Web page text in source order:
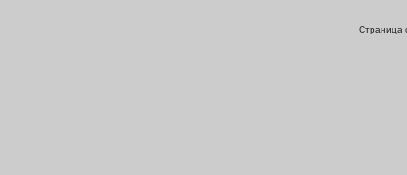
Страница